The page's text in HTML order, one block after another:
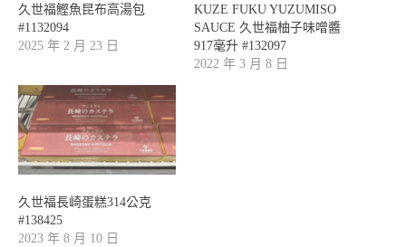
久世福鰹魚昆布高湯包
#1132094
2025 年 2 月 23 日
KUZE FUKU YUZUMISO
SAUCE 久世福柚子味噌醬
917毫升 #132097
2022 年 3 月 8 日
久世福長崎蛋糕314公克
#138425
2023 年 8 月 10 日